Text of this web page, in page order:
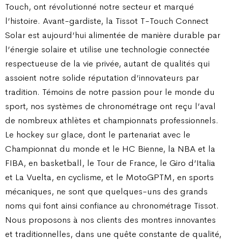
Touch, ont révolutionné notre secteur et marqué
l’histoire. Avant-gardiste, la Tissot T-Touch Connect
Solar est aujourd’hui alimentée de manière durable par
l’énergie solaire et utilise une technologie connectée
respectueuse de la vie privée, autant de qualités qui
assoient notre solide réputation d’innovateurs par
tradition. Témoins de notre passion pour le monde du
sport, nos systèmes de chronométrage ont reçu l’aval
de nombreux athlètes et championnats professionnels.
Le hockey sur glace, dont le partenariat avec le
Championnat du monde et le HC Bienne, la NBA et la
FIBA, en basketball, le Tour de France, le Giro d’Italia
et La Vuelta, en cyclisme, et le MotoGPTM, en sports
mécaniques, ne sont que quelques-uns des grands
noms qui font ainsi confiance au chronométrage Tissot.
Nous proposons à nos clients des montres innovantes
et traditionnelles, dans une quête constante de qualité,